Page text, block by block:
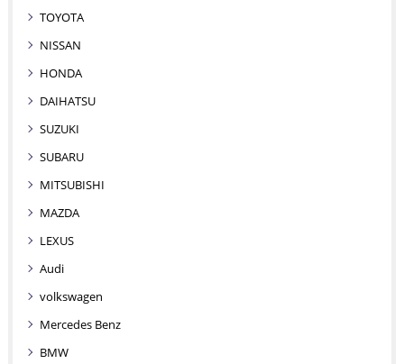
TOYOTA
NISSAN
HONDA
DAIHATSU
SUZUKI
SUBARU
MITSUBISHI
MAZDA
LEXUS
Audi
volkswagen
Mercedes Benz
BMW